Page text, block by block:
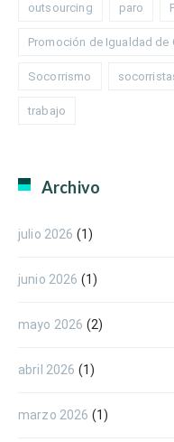
outsourcing paro
Promoción de Igualdad de
Socorrismo
trabajo
Archivo
julio 2026 (1)
junio 2026 (1)
mayo 2026 (2)
abril 2026 (1)
marzo 2026 (1)